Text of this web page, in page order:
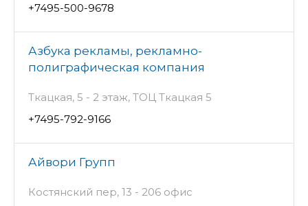
+7495-500-9678
Азбука рекламы, рекламно-
полиграфическая компания
Ткацкая, 5 - 2 этаж, ТОЦ Ткацкая 5
+7495-792-9166
Айвори Групп
Костянский пер, 13 - 206 офис